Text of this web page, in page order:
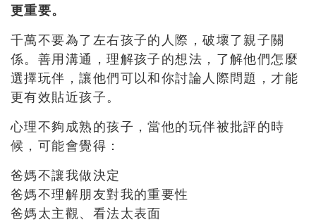
更重要。
千萬不要為了左右孩子的人際，破壞了親子關
係。善用溝通，理解孩子的想法，了解他們怎麼
選擇玩伴，讓他們可以和你討論人際問題，才能
更有效貼近孩子。
心理不夠成熟的孩子，當他的玩伴被批評的時
候，可能會覺得：
爸媽不讓我做決定
爸媽不理解朋友對我的重要性
爸媽太主觀、看法太表面